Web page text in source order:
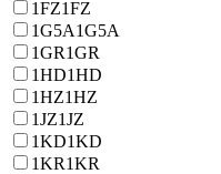
1FZ1FZ
1G5A1G5A
1GR1GR
1HD1HD
1HZ1HZ
1JZ1JZ
1KD1KD
1KR1KR